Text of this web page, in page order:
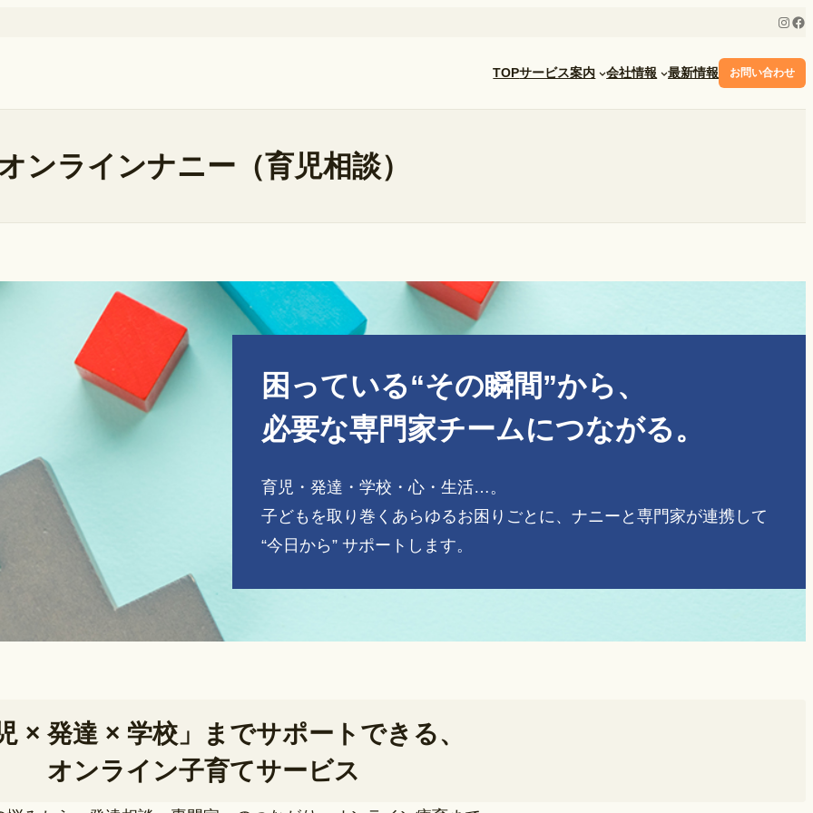
TOPサービス案内 会社情報 最新情報 お問い合わせ
ンラインナニー（育児相談）
困っている“その瞬間”から、
必要な専門家チームにつながる。
育児・発達・学校・心・生活…。
子どもを取り巻くあらゆるお困りごとに、ナニーと専門家が連携して
“今日から” サポートします。
× 発達 × 学校」までサポートできる、
オンライン子育てサービス